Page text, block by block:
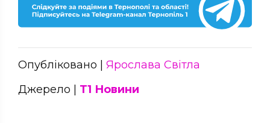
Опубліковано | Ярослава Світла
Джерело | Т1 Новини